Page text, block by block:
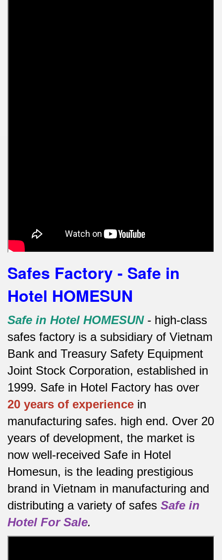
Safes Factory - Safe in
Hotel HOMESUN
Safe in Hotel HOMESUN- high-class
safes factory is a subsidiary of Vietnam
Bank and Treasury Safety Equipment
Joint Stock Corporation, established in
1999. Safe in Hotel Factory has over
20 years of experience in
manufacturing safes. high end. Over 20
years of development, the market is
now well-received Safe in Hotel
Homesun, is the leading prestigious
brand in Vietnam in manufacturing and
distributing a variety of safes Safe in
Hotel For Sale.